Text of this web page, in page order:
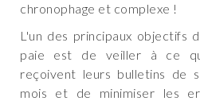
chronophage et complexe !
L'un des principaux objectifs
paie est de veiller à ce
reçoivent leurs bulletins de
mois et de minimiser les